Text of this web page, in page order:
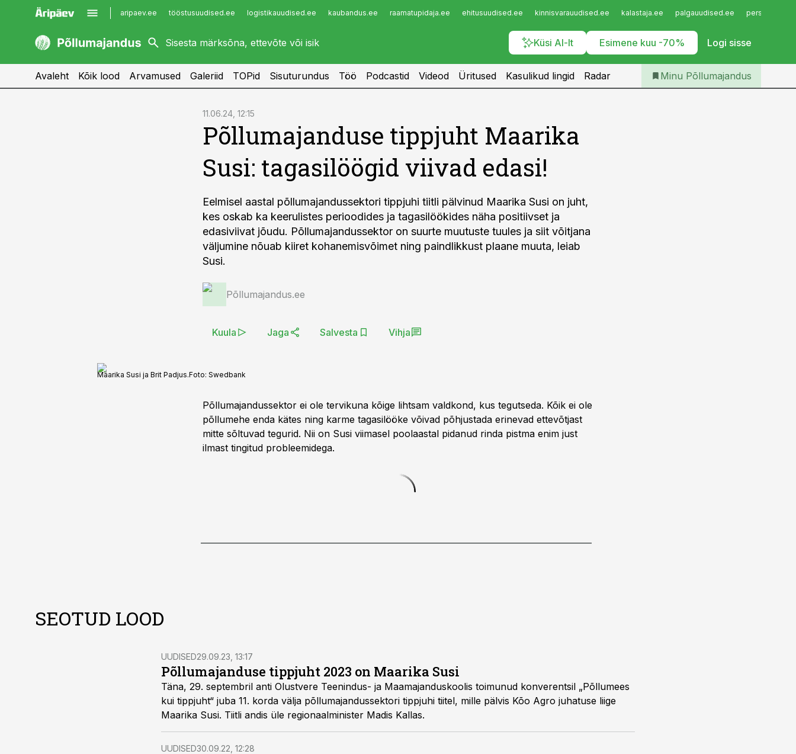
aripaev.ee tööstusuudised.ee logistikauudised.ee kaubandus.ee raamatupidaja.ee ehitusuudised.ee kinnisvarauudised.ee kalastaja.ee palgauudised.ee
Küsi AI-lt Esimene kuu -70% Logi sisse
kaubandus.ee
kinnisvarauudised.ee
imelineajalugu.ee
Infopank
Iseteenindus
Telli Põllumajandus
Avaleht Kõik lood Arvamused Galeriid TOPid Sisuturundus Töö Podcastid Videod Üritused Kasulikud lingid Radar Minu Põllumajandus
11.06.24, 12:15
Põllumajanduse tippjuht Maarika
Susi: tagasilöögid viivad edasi!
Eelmisel aastal põllumajandussektori tippjuhi tiitli pälvinud Maarika Susi on juht,
kes oskab ka keerulistes perioodides ja tagasilöökides näha positiivset ja
edasiviivat jõudu. Põllumajandussektor on suurte muutuste tuules ja siit võitjana
väljumine nõuab kiiret kohanemisvõimet ning paindlikkust plaane muuta, leiab
Susi.
Põllumajandus.ee
Kuula Jaga Salvesta Vihja
Maarika Susi ja Brit Padjus.Foto: Swedbank
Põllumajandussektor ei ole tervikuna kõige lihtsam valdkond, kus tegutseda. Kõik ei ole
põllumehe enda kätes ning karme tagasilööke võivad põhjustada erinevad ettevõtjast
mitte sõltuvad tegurid. Nii on Susi viimasel poolaastal pidanud rinda pistma enim just
ilmast tingitud probleemidega.
SEOTUD LOOD
UUDISED29.09.23, 13:17
Põllumajanduse tippjuht 2023 on Maarika Susi
Täna, 29. septembril anti Olustvere Teenindus- ja Maamajanduskoolis toimunud konverentsil „Põllumees
kui tippjuht“ juba 11. korda välja põllumajandussektori tippjuhi tiitel, mille pälvis Kõo Agro juhatuse liige
Maarika Susi. Tiitli andis üle regionaalminister Madis Kallas.
UUDISED30.09.22, 12:28